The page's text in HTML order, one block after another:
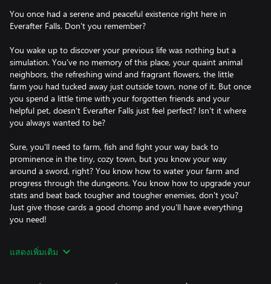
You once had a serene and peaceful existence right here in
Everafter Falls. Don't you remember?
You wake up to discover your previous life was nothing but a
simulation. You've no memory of this place, your quaint animal
neighbors, the refreshing wind and fragrant flowers, the little
farm you had tucked away just outside town, none of it. But once
you spend a little time with your forgotten friends and your
helpful pet, doesn't Everafter Falls just feel perfect? Isn't it where
you always wanted to be?
Sure, you'll need to farm, fish and fight your way back to
prominence in the tiny, cozy town, but you know your way
around a sword, right? You know how to water your farm and
progress through the dungeons. You know how to upgrade your
stats and beat back tougher and tougher enemies, don't you?
Just give those cards a good chomp and you'll have everything
you need!
drones can expand your inventory, tend to your harvest, and
แสดงเพิ่มเติม